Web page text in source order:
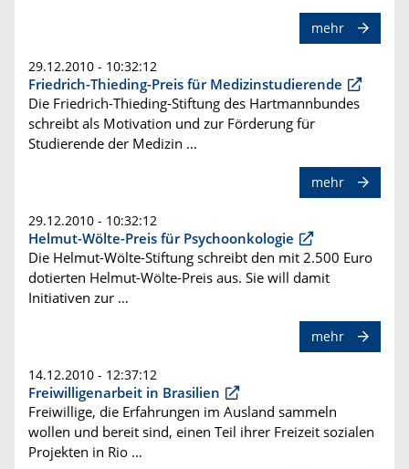
mehr
29.12.2010 - 10:32:12
Friedrich-Thieding-Preis für Medizinstudierende
Die Friedrich-Thieding-Stiftung des Hartmannbundes
schreibt als Motivation und zur Förderung für
Studierende der Medizin …
mehr
29.12.2010 - 10:32:12
Helmut-Wölte-Preis für Psychoonkologie
Die Helmut-Wölte-Stiftung schreibt den mit 2.500 Euro
dotierten Helmut-Wölte-Preis aus. Sie will damit
Initiativen zur …
mehr
14.12.2010 - 12:37:12
Freiwilligenarbeit in Brasilien
Freiwillige, die Erfahrungen im Ausland sammeln
wollen und bereit sind, einen Teil ihrer Freizeit sozialen
Projekten in Rio …